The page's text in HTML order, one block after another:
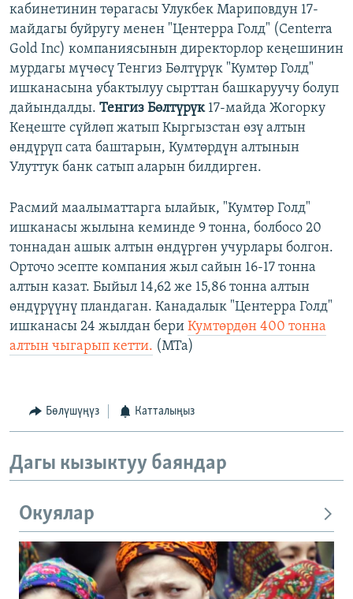
кабинетинин төрагасы Улукбек Мариповдун 17-
майдагы буйругу менен "Центерра Голд" (Centerra
Gold Inc) компаниясынын директорлор кеңешинин
мурдагы мүчөсү Тенгиз Бөлтүрүк "Кумтөр Голд"
ишканасына убактылуу сырттан башкаруучу болуп
дайындалды. Тенгиз Бөлтүрүк17-майда Жогорку
Кеңеште сүйлөп жатып Кыргызстан өзү алтын
өндүрүп сата баштарын, Кумтөрдүн алтынын
Улуттук банк сатып аларын билдирген.
Расмий маалыматтарга ылайык, "Кумтөр Голд"
ишканасы жылына кеминде 9 тонна, болбосо 20
тоннадан ашык алтын өндүргөн учурлары болгон.
Орточо эсепте компания жыл сайын 16-17 тонна
алтын казат. Быйыл 14,62 же 15,86 тонна алтын
өндүрүүнү пландаган. Канадалык "Центерра Голд"
ишканасы 24 жылдан бери Кумтөрдөн 400 тонна
алтын чыгарып кетти. (МТа)
Бөлүшүңүз Катталыңыз
Дагы кызыктуу баяндар
Окуялар